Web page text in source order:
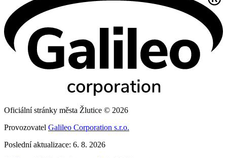
Oficiální stránky města Žlutice © 2026
Provozovatel Galileo Corporation s.r.o.
Poslední aktualizace: 6. 8. 2026